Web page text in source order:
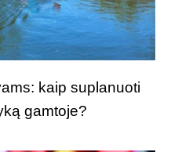
kaip suplanuoti
gamtoje?